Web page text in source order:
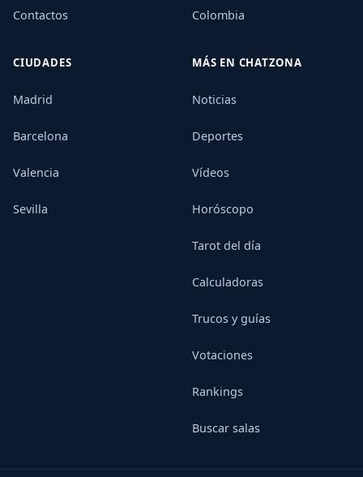
Contactos Colombia
CIUDADES
Madrid
Barcelona
Valencia
Sevilla
MÁS EN CHATZONA
Noticias
Deportes
Vídeos
Horóscopo
Tarot del día
Calculadoras
Trucos y guías
Votaciones
Rankings
Buscar salas